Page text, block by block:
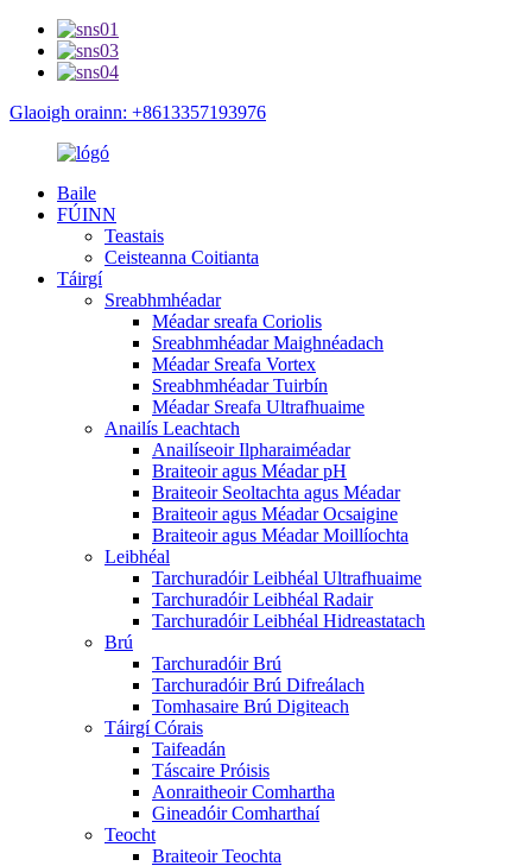
Glaoigh orainn: +8613357193976
Baile
FÚINN
Teastais
Ceisteanna Coitianta
Táirgí
Sreabhmhéadar
Méadar sreafa Coriolis
Sreabhmhéadar Maighnéadach
Méadar Sreafa Vortex
Sreabhmhéadar Tuirbín
Méadar Sreafa Ultrafhuaime
Anailís Leachtach
Anailíseoir Ilpharaiméadar
Braiteoir agus Méadar pH
Braiteoir Seoltachta agus Méadar
Braiteoir agus Méadar Ocsaigine
Braiteoir agus Méadar Moillíochta
Leibhéal
Tarchuradóir Leibhéal Ultrafhuaime
Tarchuradóir Leibhéal Radair
Tarchuradóir Leibhéal Hidreastatach
Brú
Tarchuradóir Brú
Tarchuradóir Brú Difreálach
Tomhasaire Brú Digiteach
Táirgí Córais
Taifeadán
Táscaire Próisis
Aonraitheoir Comhartha
Gineadóir Comharthaí
Teocht
Braiteoir Teochta